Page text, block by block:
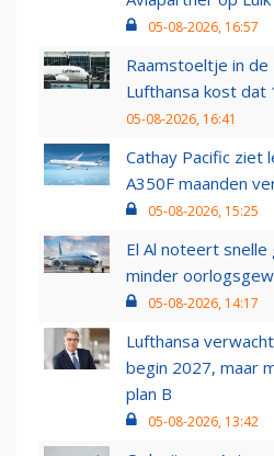
05-08-2026, 16:57
Raamstoeltje in de
Lufthansa kost dat
05-08-2026, 16:41
Cathay Pacific ziet
A350F maanden
05-08-2026, 15:25
El Al noteert
minder
05-08-2026, 14:17
Lufthansa
begin 2027, maar
plan B
05-08-2026, 13:42